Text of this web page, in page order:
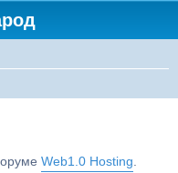
Web1.0 Hosting.